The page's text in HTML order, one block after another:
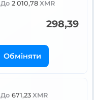
До 2 010,78 XMR
298,39
Обміняти
До 671,23 XMR